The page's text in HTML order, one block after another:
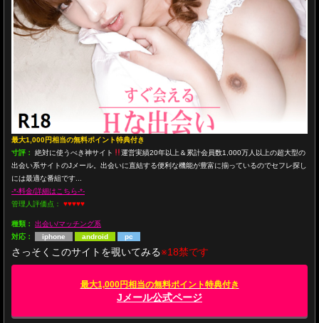
最大1,000円相当の無料ポイント特典付き
寸評：
絶対に使うべき神サイト
運営実績20年以上＆累計会員数1,000万人以上の超大型の
出会い系サイトのJメール。出会いに直結する便利な機能が豊富に揃っているのでセフレ探し
には最適な番組です...
-*-料金/詳細はこちら-*-
管理人評価点： ♥♥♥♥♥
種類：
出会い/マッチング系
対応：
iphone android pc
さっそくこのサイトを覗いてみる※18禁です
最大1,000円相当の無料ポイント特典付き
Jメール公式ページ